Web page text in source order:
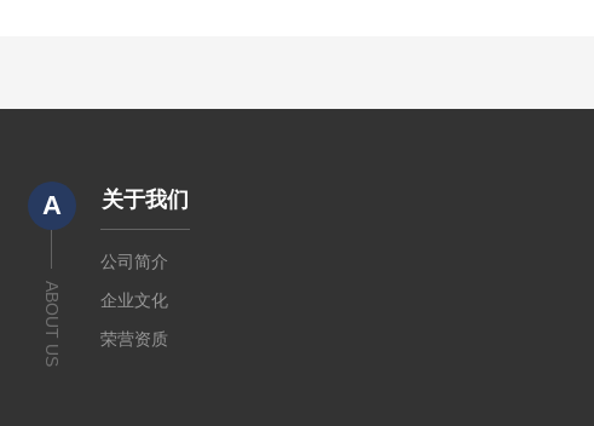
A
ABOUT US
关于我们
公司简介
企业文化
荣营资质